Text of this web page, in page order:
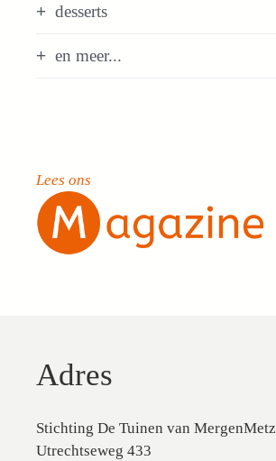
desserts
en meer...
Lees ons
Adres
Stichting De Tuinen van MergenMetz
Utrechtseweg 433